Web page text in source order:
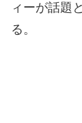
ィーが話題
る。